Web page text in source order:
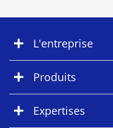
L'entreprise
Produits
Expertises